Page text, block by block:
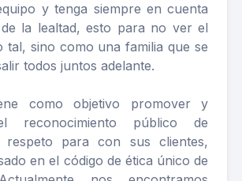
y tenga siempre en cuenta
la lealtad, esto para no ver el
tal, sino como una familia que se
todos juntos adelante.
como objetivo promover y
reconocimiento público de
para con sus clientes,
en el código de ética único de